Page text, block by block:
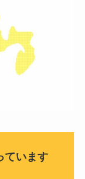
ています